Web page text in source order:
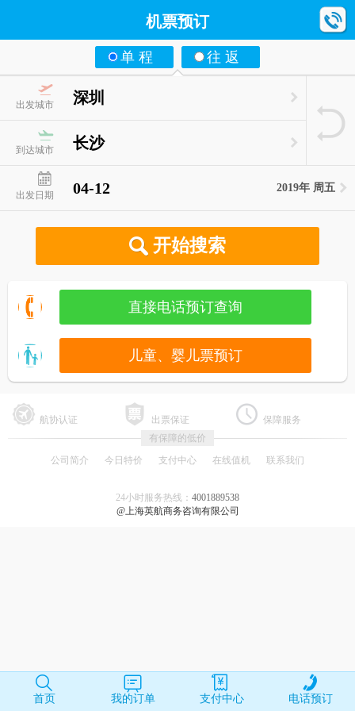
机票预订
单 程 往 返
出发城市 深圳
到达城市 长沙
出发日期
2019年 周五
04-12
开始搜索
直接电话预订查询
儿童、婴儿票预订
航协认证 出票保证
保障服务
有保障的低价
公司简介
今日特价 支付中心 在线值机 联系我们
24小时服务热线： 4001889538
@上海英航商务咨询有限公司
首页 我的订单 支付中心 电话预订